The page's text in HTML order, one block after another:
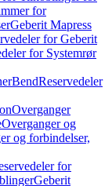
for
Geberit Mapress
for Geberit
for Systemrør
BendReservedeler
Overganger
Overganger og
og forbindelser,
for
Geberit